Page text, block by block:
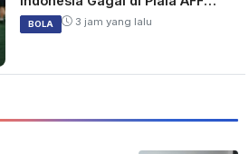
2026
BOLA 3 jam yang lalu